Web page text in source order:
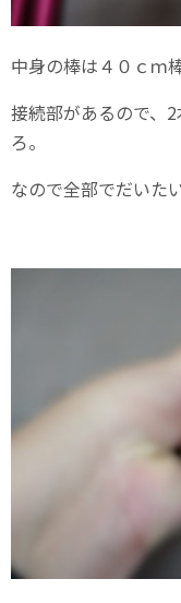
中身の棒は４０ｃｍ
接続部があるので、
ろ。
なので全部でだいた